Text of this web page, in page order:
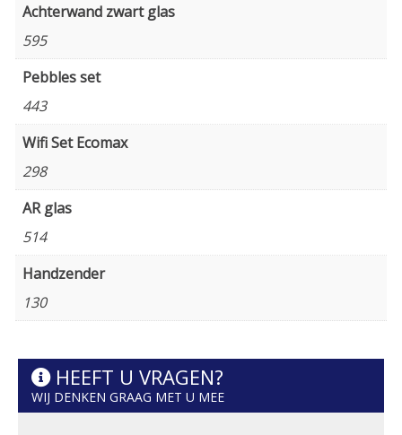
Achterwand zwart glas
595
Pebbles set
443
Wifi Set Ecomax
298
AR glas
514
Handzender
130
HEEFT U VRAGEN?
WIJ DENKEN GRAAG MET U MEE